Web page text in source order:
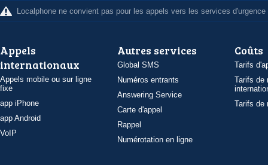
Localphone ne convient pas pour les appels vers les services d'urgence
Appels
internationaux
Appels mobile ou sur ligne
fixe
app iPhone
app Android
VoIP
Autres services
Global SMS
Numéros entrants
Answering Service
Carte d'appel
Rappel
Numérotation en ligne
Coûts
Tarifs
Tarifs de
Tarifs de